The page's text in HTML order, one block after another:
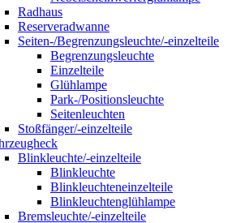
Radhaus
Reserveradwanne
Seiten-/Begrenzungsleuchte/-einzelteile
Begrenzungsleuchte
Einzelteile
Glühlampe
Park-/Positionsleuchte
Seitenleuchten
Stoßfänger/-einzelteile
Blinkleuchte/-einzelteile
Blinkleuchte
Blinkleuchteneinzelteile
Blinkleuchtenglühlampe
Bremsleuchte/-einzelteile